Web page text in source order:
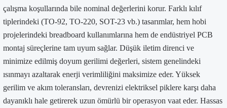
çalışma koşullarında bile nominal değerlerini korur. Farklı kılıf
tiplerindeki (TO-92, TO-220, SOT-23 vb.) tasarımlar, hem hobi
projelerindeki breadboard kullanımlarına hem de endüstriyel PCB
montaj süreçlerine tam uyum sağlar. Düşük iletim direnci ve
minimize edilmiş doyum gerilimi değerleri, sistem genelindeki
ısınmayı azaltarak enerji verimliliğini maksimize eder. Yüksek
gerilim ve akım toleransları, devrenizi elektriksel piklere karşı daha
dayanıklı hale getirerek uzun ömürlü bir operasyon vaat eder. Hassas